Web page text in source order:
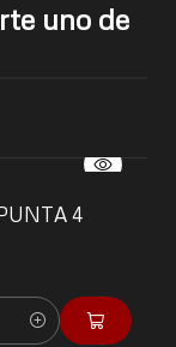
uno de
4